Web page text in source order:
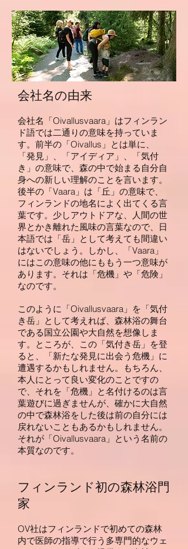
会社名の由来
会社名「Oivallusvaara」はフィンラン
ド語では二通りの意味を持っていま
す。前半の「Oivallus」とは単に、
「発見」、「アイディア」、「気付
き」の意味で、森の中で始まる自分自
身への新しい理解のことを言います。
後半の「Vaara」は「丘」の意味で、
フィンランドの地名によく出てくる言
葉です。少しアウトドアな、人間の世
界とかき離れた風味の言葉なので、日
本語では「岳」として考えても間違い
はないでしょう。しかし、「Vaara」
にはこの意味の他にももう一つ意味が
あります。それは「危機」や「危険」
なのです。
このように「Oivallusvaara」を「気付
き岳」として考えれば、森林浴の舞台
である国立公園や大自然を想像しま
す。ところが、この「気付き岳」を登
ると、「新たな発見に出会う危機」に
遭遇するかもしれません。もちろん、
本人にとって良い変化のことですの
で、それを「危機」と名付けるのは言
葉遊びに過ぎませんが、確かに大自然
の中で森林浴をした後は前の自分には
戻れないこともあるかもしれません。
それが「Oivallusvaara」という名前の
本質なのです。
フィンランド初の森林浴門
家
OV社はフィンランドで初めての森林
内で医師の指導で行う多専門的なウェ